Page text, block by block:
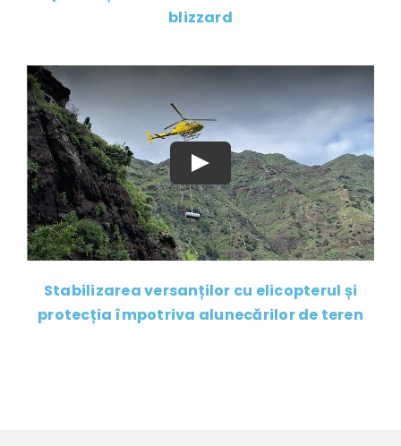
blizzard
Stabilizarea versanților cu elicopterul și
protecția împotriva alunecărilor de teren